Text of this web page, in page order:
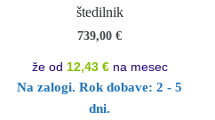
štedilnik
739,00 €
že od 12,43 €na mesec
Na zalogi. Rok dobave: 2 - 5
dni.